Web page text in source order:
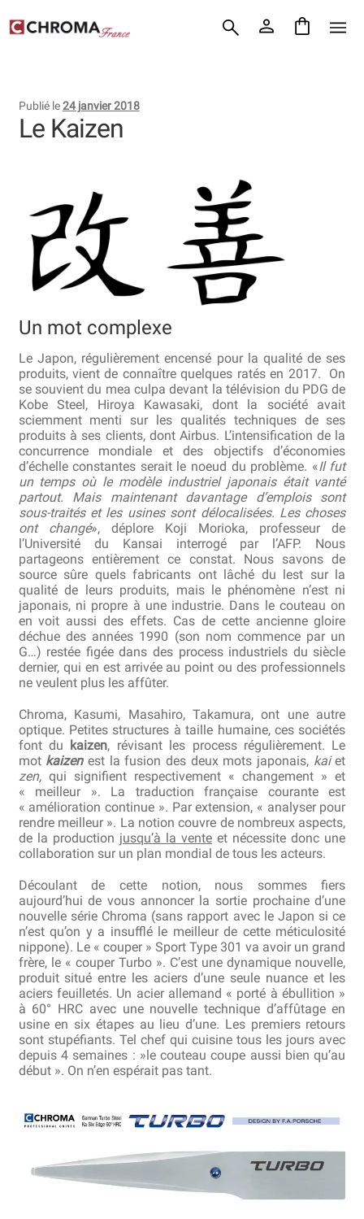
Aller
Aller
Chroma France
Commande
Demande de devis
Expédition le jour même
Bocuse d’Or
Ma sélection
Mentions légales
Mon Compte
Partenaires
Plan du site
Politique de confidentialité
Politique en matière de remboursements et de retours
Questions / Réponses
Questions-Réponses?
Revendeurs
Revue de presse
Téléchargements
Thank you for booking
Tous les articles
Trouver mon couteau
Trouver mon magasin
Publié le24 janvier 2018
Le Kaizen
Un mot complexe
Le Japon, régulièrement encensé pour la qualité de ses
produits, vient de connaître quelques ratés en 2017. On
se souvient du mea culpa devant la télévision du PDG de
Kobe Steel, Hiroya Kawasaki, dont la société avait
sciemment menti sur les qualités techniques de ses
produits à ses clients, dont Airbus. L’intensification de la
concurrence mondiale et des objectifs d’économies
d’échelle constantes serait le noeud du problème. «Il fut
un temps où le modèle industriel japonais était vanté
partout. Mais maintenant davantage d’emplois sont
sous-traités et les usines sont délocalisées. Les choses
ont changé», déplore Koji Morioka, professeur de
l’Université du Kansai interrogé par l’AFP. Nous
partageons entièrement ce constat. Nous savons de
source sûre quels fabricants ont lâché du lest sur la
qualité de leurs produits, mais le phénomène n’est ni
japonais, ni propre à une industrie. Dans le couteau on
en voit aussi des effets. Cas de cette ancienne gloire
déchue des années 1990 (son nom commence par un
G…) restée figée dans des process industriels du siècle
dernier, qui en est arrivée au point ou des professionnels
ne veulent plus les affûter.
Chroma, Kasumi, Masahiro, Takamura, ont une autre
optique. Petites structures à taille humaine, ces sociétés
font du kaizen, révisant les process régulièrement. Le
mot kaizenest la fusion des deux mots japonais, kaiet
zen,qui signifient respectivement « changement » et
« meilleur ». La traduction française courante est
« amélioration continue ». Par extension, « analyser pour
rendre meilleur ». La notion couvre de nombreux aspects,
de la production jusqu’à la vente et nécessite donc une
collaboration sur un plan mondial de tous les acteurs.
Découlant de cette notion, nous sommes fiers
aujourd’hui de vous annoncer la sortie prochaine d’une
nouvelle série Chroma (sans rapport avec le Japon si ce
n’est qu’on y a insufflé le meilleur de cette méticulosité
nippone). Le « couper » Sport Type 301 va avoir un grand
frère, le « couper Turbo ». C’est une dynamique nouvelle,
produit situé entre les aciers d’une seule nuance et les
aciers feuilletés. Un acier allemand « porté à ébullition »
à 60° HRC avec une nouvelle technique d’affûtage en
usine en six étapes au lieu d’une. Les premiers retours
sont stupéfiants. Tel chef qui cuisine tous les jours avec
depuis 4 semaines : »le couteau coupe aussi bien qu’au
début ». On n’en espérait pas tant.